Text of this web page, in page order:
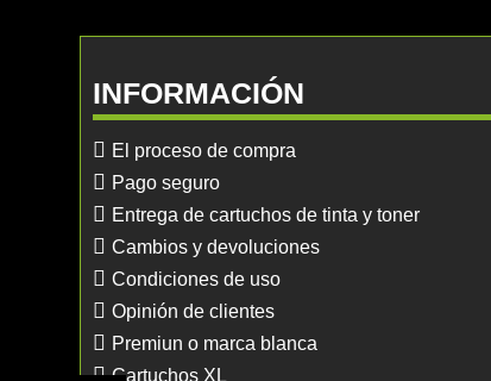
INFORMACIÓN
El proceso de compra
Pago seguro
Entrega de cartuchos de tinta y toner
Cambios y devoluciones
Condiciones de uso
Opinión de clientes
Premiun o marca blanca
Cartuchos XL